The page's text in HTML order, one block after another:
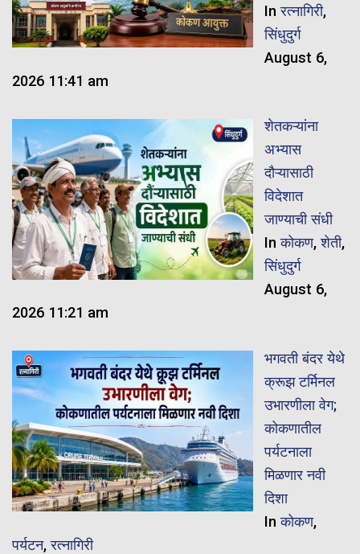
Inरत्नागिरी,
सिंधुदुर्ग
August 6,
2026 11:41 am
शेतकऱ्यांना
अभ्यास
दौऱ्यासाठी
विदेशात
जाण्याची संधी
Inकोकण,शेती,
सिंधुदुर्ग
August 6,
2026 11:21 am
भगवती बंदर येथे
क्रूझ टर्मिनल
उभारणीला वेग;
कोकणातील
पर्यटनाला
मिळणार नवी
दिशा
Inकोकण,
पर्यटन,रत्नागिरी